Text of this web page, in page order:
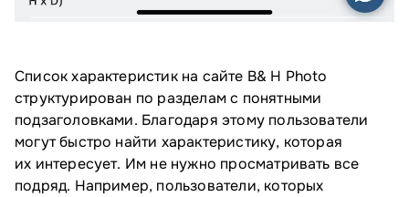
Список характеристик на сайте B& H Photo
структурирован по разделам с понятными
подзаголовками. Благодаря этому пользователи
могут быстро найти характеристику, которая
их интересует. Им не нужно просматривать все
подряд. Например, пользователи, которых